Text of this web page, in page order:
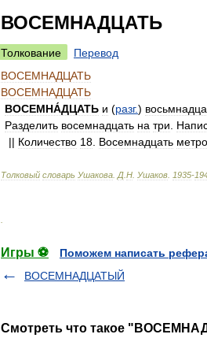
ВОСЕМНАДЦАТЬ
Толкование
Перевод
ВОСЕМНАДЦАТЬ
ВОСЕМНАДЦАТЬ
ВОСЕМНА́ДЦАТЬ и (разг.)
Разделить восемнадцать на три
|| Количество 18 Восемнадцать
Толковый словарь Ушакова Д Н Ушаков 1935-
Игры ⚽
Поможем написать
ВОСЕМНАДЦАТЫЙ
Смотреть что такое